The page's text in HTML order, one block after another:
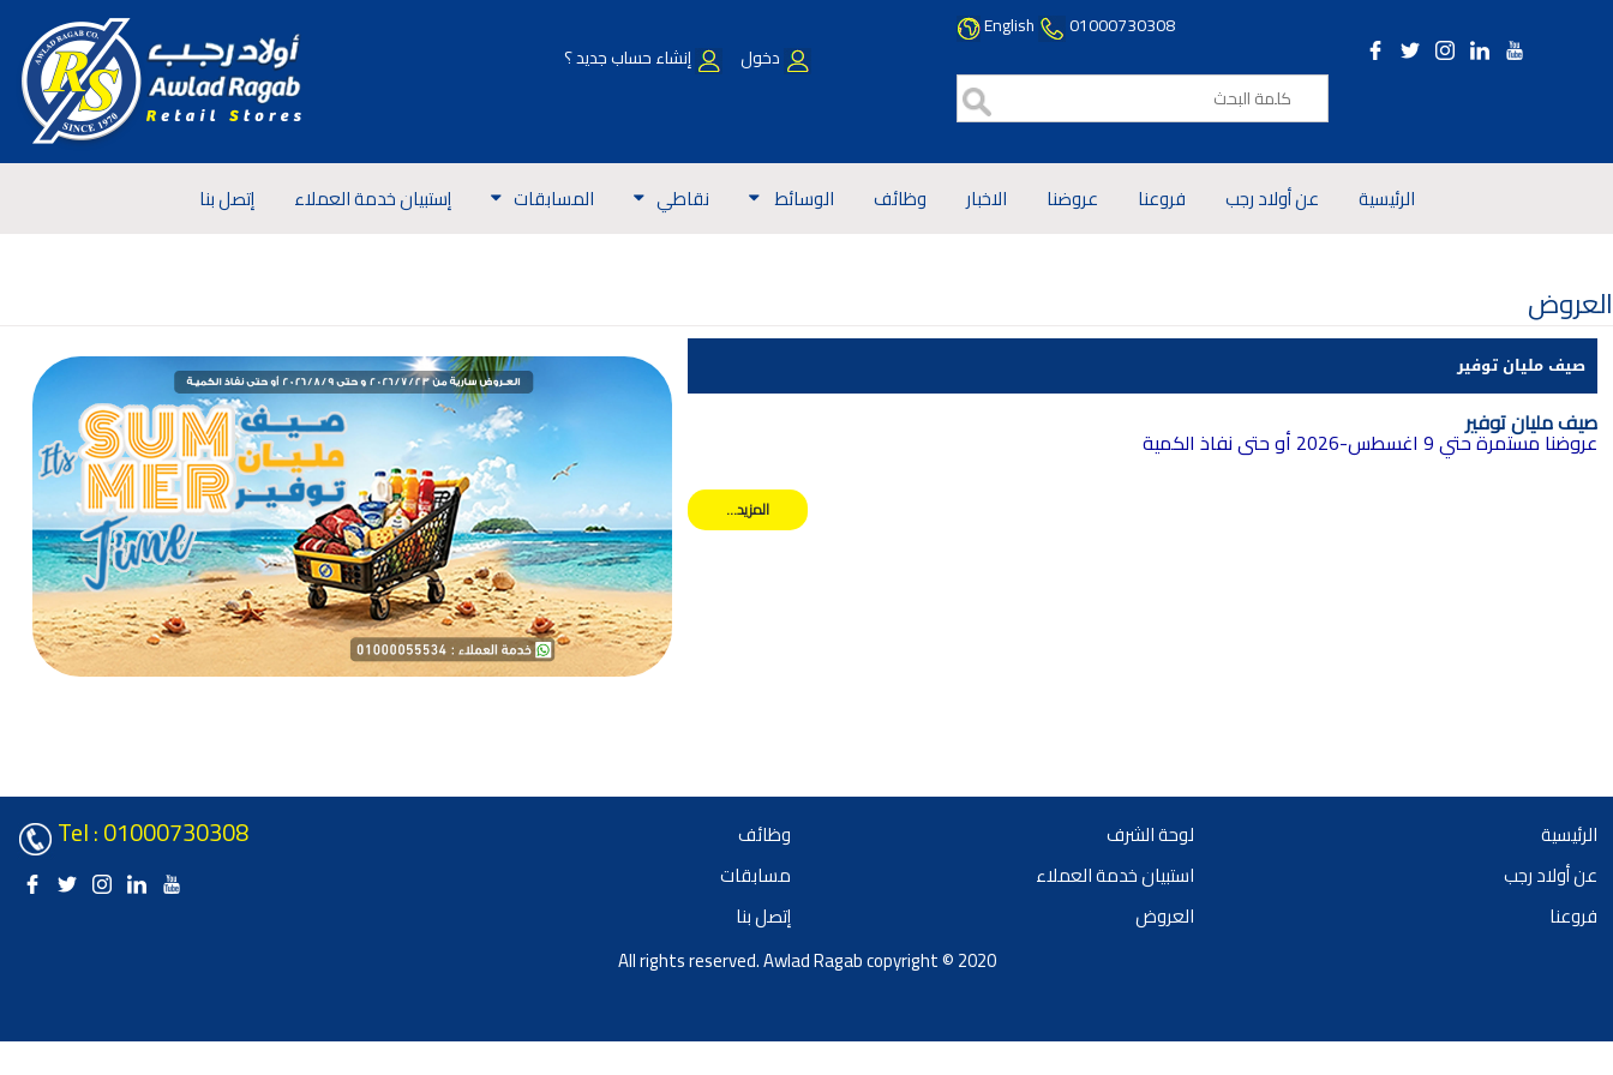
English
01000730308
دخول
إنشاء حساب جديد ؟
الرئيسية عن أولاد رجب فروعنا عروضنا الاخبار وظائف الوسائط نقاطي المسابقات إستبيان خدمة العملاء إتصل بنا
العروض
صيف مليان توفير
صيف مليان توفير
عروضنا مستمرة حتي 9 اغسطس-2026 أو حتى نفاذ الكمية
المزيد...
الرئيسية
عن أولاد رجب
فروعنا
لوحة الشرف
استبيان خدمة العملاء
العروض
وظائف
مسابقات
إتصل بنا
Tel : 01000730308
All rights reserved. Awlad Ragab copyright © 2020